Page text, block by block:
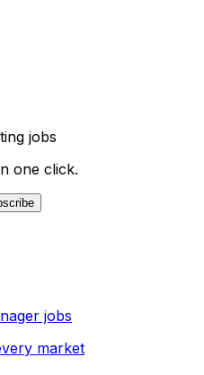
jobs
one click.
jobs
market